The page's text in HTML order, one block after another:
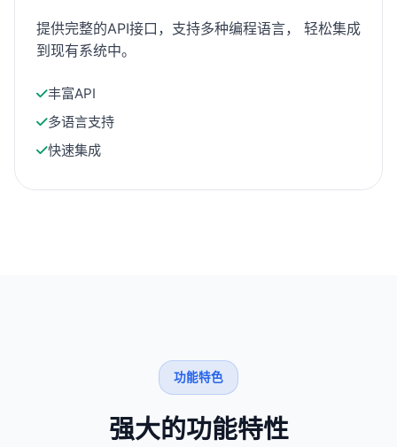
提供完整的API接口，支持多种编程语言， 轻松集成
到现有系统中。
丰富API
多语言支持
快速集成
功能特色
强大的功能特性